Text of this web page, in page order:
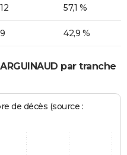
12 57,1 %
9 42,9 %
par tranche
de décès (source :